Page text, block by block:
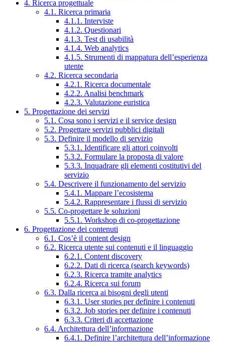
4. Ricerca progettuale
4.1. Ricerca primaria
4.1.1. Interviste
4.1.2. Questionari
4.1.3. Test di usabilità
4.1.4. Web analytics
4.1.5. Strumenti di mappatura dell’esperienza
utente
4.2. Ricerca secondaria
4.2.1. Ricerca documentale
4.2.2. Analisi benchmark
4.2.3. Valutazione euristica
5. Progettazione dei servizi
5.1. Cosa sono i servizi e il service design
5.2. Progettare servizi pubblici digitali
5.3. Definire il modello di servizio
5.3.1. Identificare gli attori coinvolti
5.3.2. Formulare la proposta di valore
5.3.3. Inquadrare gli elementi costitutivi del
servizio
5.4. Descrivere il funzionamento del servizio
5.4.1. Mappare l’ecosistema
5.4.2. Rappresentare i flussi di servizio
5.5. Co-progettare le soluzioni
5.5.1. Workshop di co-progettazione
6. Progettazione dei contenuti
6.1. Cos’è il content design
6.2. Ricerca utente sui contenuti e il linguaggio
6.2.1. Content discovery
6.2.2. Dati di ricerca (search keywords)
6.2.3. Ricerca tramite analytics
6.2.4. Ricerca sui forum
6.3. Dalla ricerca ai bisogni degli utenti
6.3.1. User stories per definire i contenuti
6.3.2. Job stories per definire i contenuti
6.3.3. Criteri di accettazione
6.4. Architettura dell’informazione
6.4.1. Definire l’architettura dell’informazione